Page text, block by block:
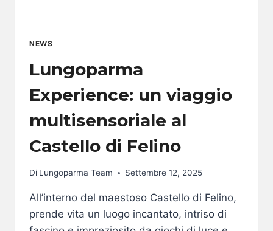
NEWS
Lungoparma
Experience: un viaggio
multisensoriale al
Castello di Felino
Di Lungoparma Team Settembre 12, 2025
All’interno del maestoso Castello di Felino,
prende vita un luogo incantato, intriso di